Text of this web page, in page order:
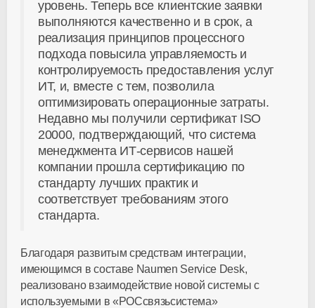
уровень. Теперь все клиентские заявки
выполняются качественно и в срок, а
реализация принципов процессного
подхода повысила управляемость и
контролируемость предоставления услуг
ИТ, и, вместе с тем, позволила
оптимизировать операционные затраты.
Недавно мы получили сертификат ISO
20000, подтверждающий, что система
менеджмента ИТ-сервисов нашей
компании прошла сертификацию по
стандарту лучших практик и
соответствует требованиям этого
стандарта.
Благодаря развитым средствам интеграции,
имеющимся в составе Naumen Service Desk,
реализовано взаимодействие новой системы с
используемыми в «РОСсвязьсистема»